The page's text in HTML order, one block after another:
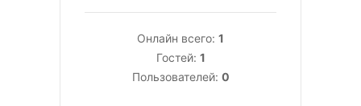
Онлайн всего: 1
Гостей: 1
Пользователей: 0